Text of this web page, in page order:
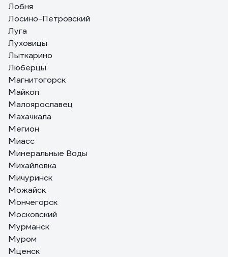
Лобня
Лосино-Петровский
Луга
Луховицы
Лыткарино
Люберцы
Магнитогорск
Майкоп
Малоярославец
Махачкала
Мегион
Миасс
Минеральные Воды
Михайловка
Мичуринск
Можайск
Мончегорск
Московский
Мурманск
Муром
Мценск